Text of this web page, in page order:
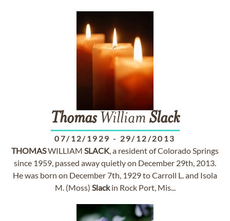
ThomasWilliam Slack
07/12/1929 - 29/12/2013
THOMASWILLIAM SLACK, a resident of Colorado Springs
since 1959, passed away quietly on December 29th, 2013.
He was born on December 7th, 1929 to Carroll L. and Isola
M. (Moss) Slackin Rock Port, Mis...